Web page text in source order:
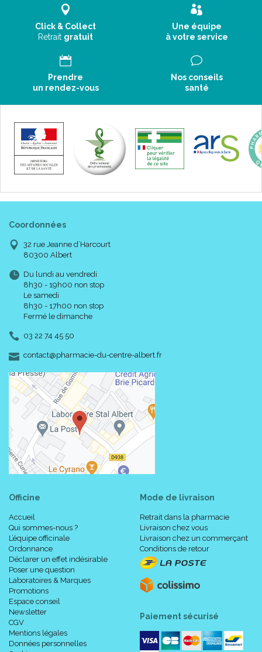
Click & Collect
Retrait gratuit
Une équipe
à votre service
Prendre
un rendez-vous
Nos conseils
santé
Coordonnées
32 rue Jeanne d’Harcourt
80300 Albert
Du lundi au vendredi
8h30 - 19h00 non stop
Le samedi
8h30 - 17h00 non stop
Fermé le dimanche
03 22 74 45 50
contact-
@-
pharmacie-du-centre-albert.fr
Officine
Accueil
Qui sommes-nous ?
L’équipe officinale
Ordonnance
Déclarer un effet indésirable
Poser une question
Laboratoires & Marques
Promotions
Espace conseil
Newsletter
CGV
Mentions légales
Données personnelles
Mode de livraison
Retrait dans la pharmacie
Livraison chez vous
Livraison chez un commerçant
Conditions de retour
Paiement sécurisé